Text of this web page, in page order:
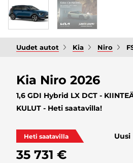
Uudet autot Kia Niro
Kia Niro 2026
1,6 GDI Hybrid LX DCT -
KULUT - Heti saatavilla!
Heti saatavilla Uusi
35 731 €